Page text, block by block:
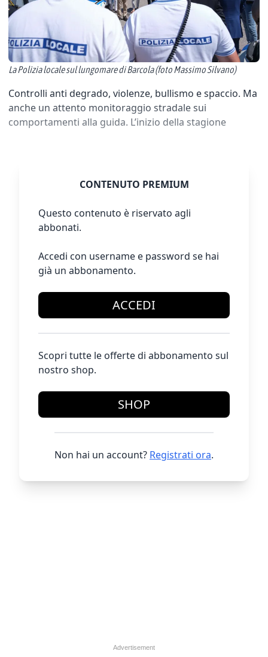
La Polizia locale sul lungomare di Barcola (foto Massimo Silvano)
Controlli anti degrado, violenze, bullismo e spaccio. Ma
anche un attento monitoraggio stradale sui
comportamenti alla guida. L’inizio della stagione
CONTENUTO PREMIUM
Questo contenuto è riservato agli
abbonati.
Accedi con username e password se hai
già un abbonamento.
ACCEDI
Scopri tutte le offerte di abbonamento sul
nostro shop.
SHOP
Non hai un account? Registrati ora.